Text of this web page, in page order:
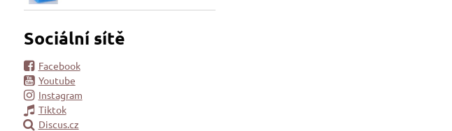
Sociální sítě
Facebook
Youtube
Instagram
Tiktok
Discus.cz